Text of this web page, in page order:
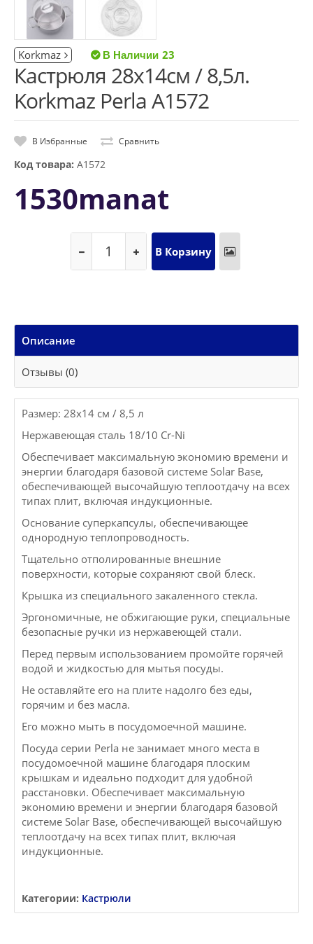
Korkmaz 23
Кастрюля 28x14см / 8,5л.
Korkmaz Perla A1572
В Избранные Сравнить
Код товара: A1572
1530manat
Описание
Отзывы (0)
Размер: 28x14 см / 8,5 л
Нержавеющая сталь 18/10 Cr-Ni
Обеспечивает максимальную экономию времени и
энергии благодаря базовой системе Solar Base,
обеспечивающей высочайшую теплоотдачу на всех
типах плит, включая индукционные.
Основание суперкапсулы, обеспечивающее
однородную теплопроводность.
Тщательно отполированные внешние
поверхности, которые сохраняют свой блеск.
Крышка из специального закаленного стекла.
Эргономичные, не обжигающие руки, специальные
безопасные ручки из нержавеющей стали.
Перед первым использованием промойте горячей
водой и жидкостью для мытья посуды.
Не оставляйте его на плите надолго без еды,
горячим и без масла.
Его можно мыть в посудомоечной машине.
Посуда серии Perla не занимает много места в
посудомоечной машине благодаря плоским
крышкам и идеально подходит для удобной
расстановки. Обеспечивает максимальную
экономию времени и энергии благодаря базовой
системе Solar Base, обеспечивающей высочайшую
теплоотдачу на всех типах плит, включая
индукционные.
Категории: Кастрюли